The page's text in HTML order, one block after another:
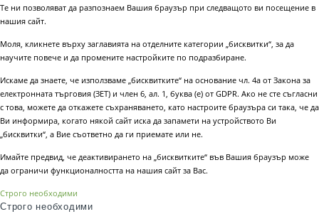
Те ни позволяват да разпознаем Вашия браузър при следващото ви посещение в
нашия сайт.
Моля, кликнете върху заглавията на отделните категории „бисквитки“, за да
научите повече и да промените настройките по подразбиране.
Искаме да знаете, че използваме „бисквитките“ на основание чл. 4а от Закона за
електронната търговия (ЗЕТ) и член 6, ал. 1, буква (е) от GDPR. Ако не сте съгласни
с това, можете да откажете съхраняването, като настроите браузъра си така, че да
Ви информира, когато някой сайт иска да запамети на устройството Ви
„бисквитки“, а Вие съответно да ги приемате или не.
Имайте предвид, че деактивирането на „бисквитките“ във Вашия браузър може
да ограничи функционалността на нашия сайт за Вас.
Строго необходими
Строго необходими